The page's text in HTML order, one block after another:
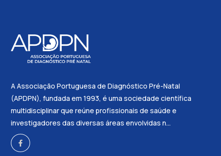
A Associação Portuguesa de Diagnóstico Pré-Natal
(APDPN), fundada em 1993, é uma sociedade científica
multidisciplinar que reúne profissionais de saúde e
investigadores das diversas áreas envolvidas n...